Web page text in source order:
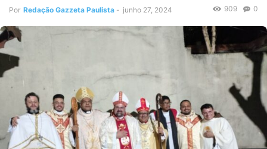
Por Redação Gazzeta Paulista - junho 27, 2024 0
909